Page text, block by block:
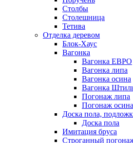
Столбы
Столешница
Тетива
Отделка деревом
Блок-Хаус
Вагонка
Вагонка ЕВРО
Вагонка липа
Вагонка осина
Вагонка
Погонаж липа
Погонаж осина
Доска пола,
Доска пола
Имитация бруса
Строганный